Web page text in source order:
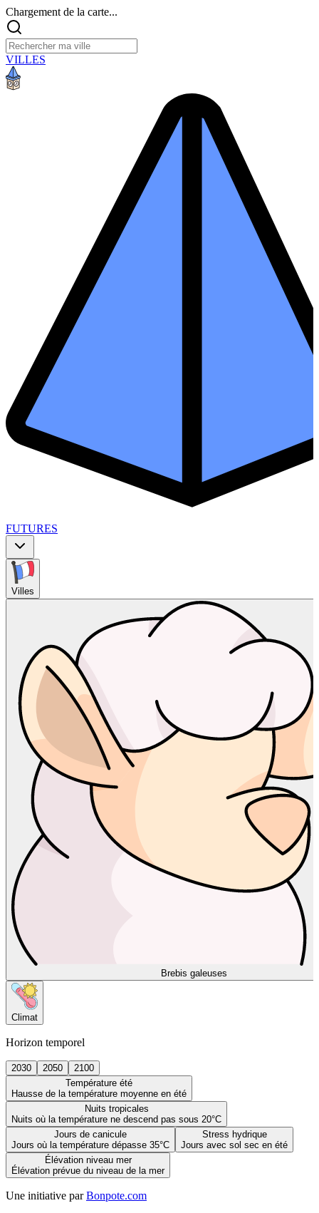
Chargement de la carte...
VILLES
FUTURES
Villes
Brebis galeuses
Climat
Horizon temporel
2030 2050
2100
Température été
Hausse de la température moyenne en été
Nuits tropicales
Nuits où la température ne descend pas sous 20°C
Jours de canicule
Jours où la température dépasse 35°C
Stress hydrique
Jours avec sol sec en été
Élévation niveau mer
Élévation prévue du niveau de la mer
Une initiative par Bonpote.com